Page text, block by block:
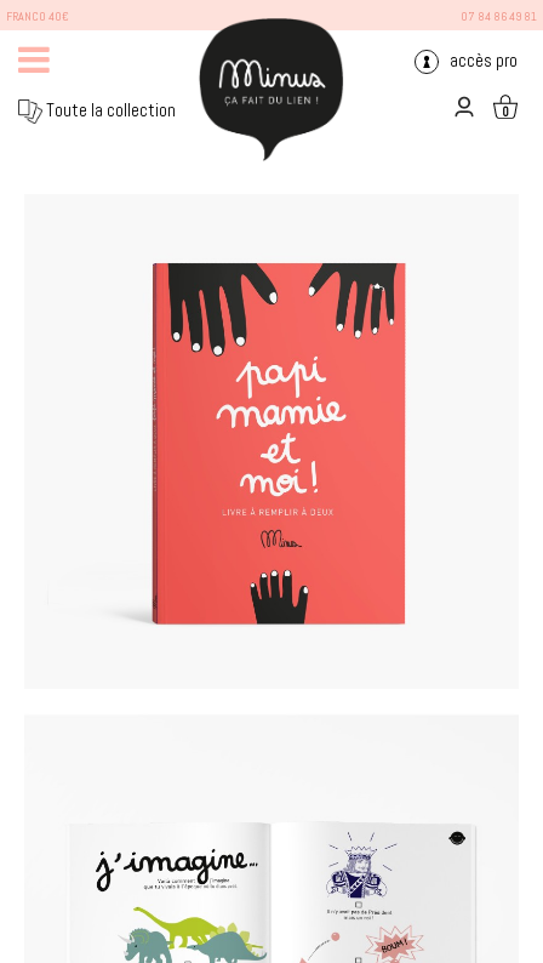
FRANCO 40€ 07 84 86 49 81
Toute la collection
accès pro
0